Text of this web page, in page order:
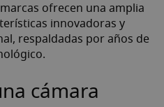
ofrecen una amplia
innovadoras y
respaldadas por años de
cámara